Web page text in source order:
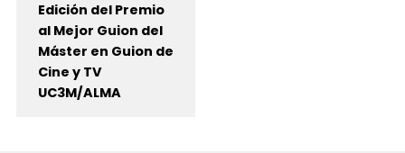
Edición del Premio
al Mejor Guion del
Máster en Guion de
Cine y TV
UC3M/ALMA